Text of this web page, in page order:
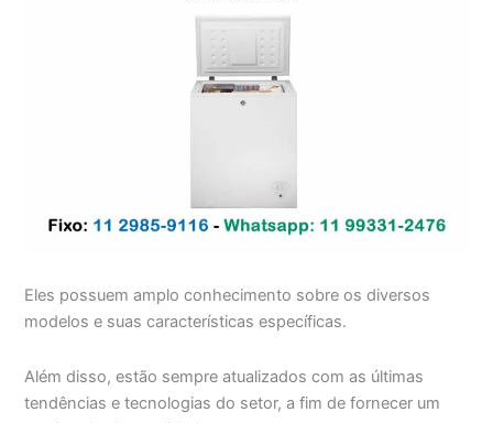
Eles possuem amplo conhecimento sobre os diversos
modelos e suas características específicas.
Além disso, estão sempre atualizados com as últimas
tendências e tecnologias do setor, a fim de fornecer um